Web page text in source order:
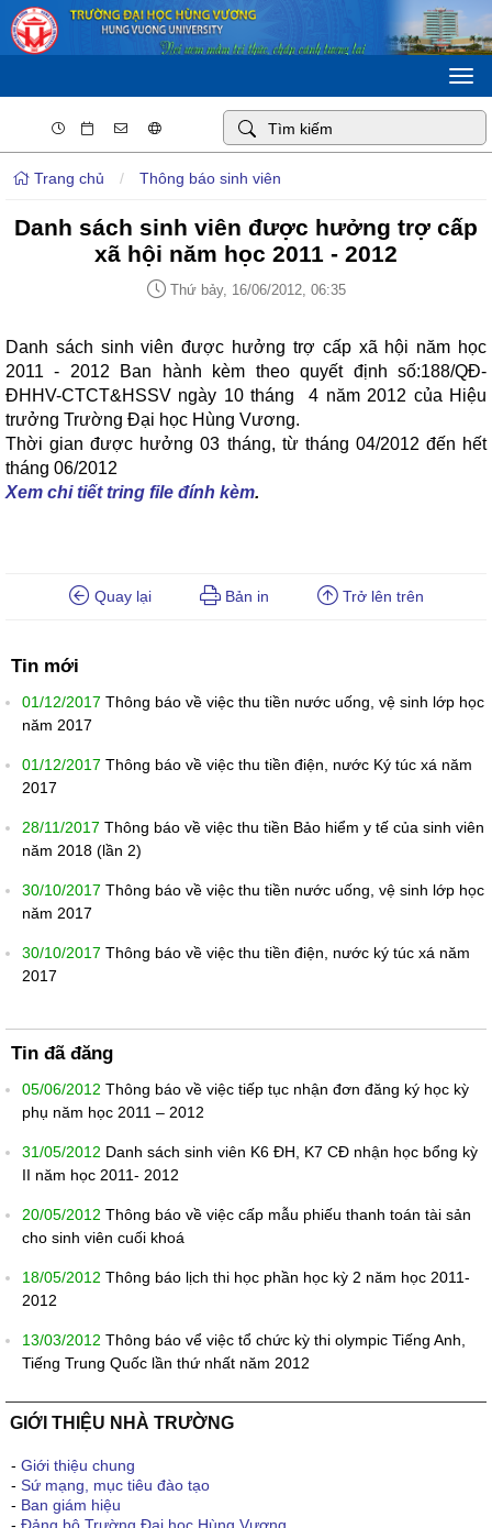
Trang chủ / Thông báo sinh viên
Danh sách sinh viên được hưởng trợ cấp
xã hội năm học 2011 - 2012
Thứ bảy, 16/06/2012, 06:35
Danh sách sinh viên được hưởng trợ cấp xã hội năm học
2011 - 2012 Ban hành kèm theo quyết định số:188/QĐ-
ĐHHV-CTCT&HSSV ngày 10 tháng 4 năm 2012 của Hiệu
trưởng Trường Đại học Hùng Vương.
Thời gian được hưởng 03 tháng, từ tháng 04/2012 đến hết
tháng 06/2012
Xem chi tiết tring file đính kèm.
Quay lại Bản in Trở lên trên
Tin mới
01/12/2017 Thông báo về việc thu tiền nước uống, vệ sinh lớp học
năm 2017
01/12/2017 Thông báo về việc thu tiền điện, nước Ký túc xá năm
2017
28/11/2017 Thông báo về việc thu tiền Bảo hiểm y tế của sinh viên
năm 2018 (lần 2)
30/10/2017 Thông báo về việc thu tiền nước uống, vệ sinh lớp học
năm 2017
30/10/2017 Thông báo về việc thu tiền điện, nước ký túc xá năm
2017
Tin đã đăng
05/06/2012 Thông báo về việc tiếp tục nhận đơn đăng ký học kỳ
phụ năm học 2011 – 2012
31/05/2012 Danh sách sinh viên K6 ĐH, K7 CĐ nhận học bổng kỳ
II năm học 2011- 2012
20/05/2012 Thông báo về việc cấp mẫu phiếu thanh toán tài sản
cho sinh viên cuối khoá
18/05/2012 Thông báo lịch thi học phần học kỳ 2 năm học 2011-
2012
13/03/2012 Thông báo vể việc tổ chức kỳ thi olympic Tiếng Anh,
Tiếng Trung Quốc lần thứ nhất năm 2012
GIỚI THIỆU NHÀ TRƯỜNG
- Giới thiệu chung
- Sứ mạng, mục tiêu đào tạo
- Ban giám hiệu